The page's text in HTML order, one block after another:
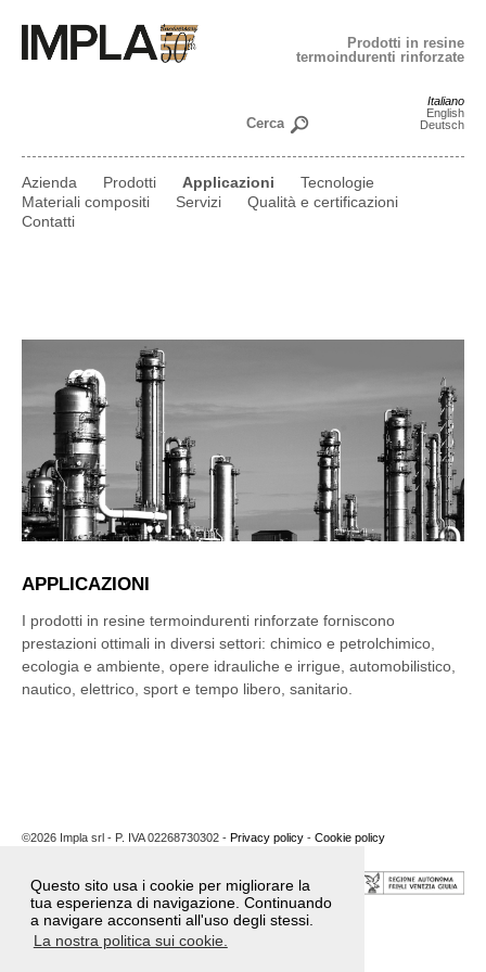
Questo sito usa i cookie per migliorare la
tua esperienza di navigazione. Continuando
a navigare acconsenti all'uso degli stessi.
La nostra politica sui cookie.
Prodotti in resine
termoindurenti rinforzate
Italiano
English
Deutsch
Azienda Prodotti Applicazioni
Tecnologie
Materiali compositi
Servizi
Qualità e certificazioni
Contatti
APPLICAZIONI
I prodotti in resine termoindurenti rinforzate forniscono
prestazioni ottimali in diversi settori: chimico e petrolchimico,
ecologia e ambiente, opere idrauliche e irrigue, automobilistico,
nautico, elettrico, sport e tempo libero, sanitario.
©2026 Impla srl - P. IVA 02268730302 - Privacy policy - Cookie policy
Poster Bando 2020
Poster Bando 2024